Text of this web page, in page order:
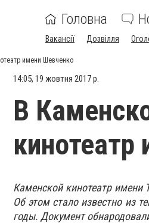
Головна
Вакансії Дозвілля
имени Шевченко
14:05, 19 жовтня 2017 р.
В
Каменской кинотеатр имени
Об этом стало известно из
годы. Документ